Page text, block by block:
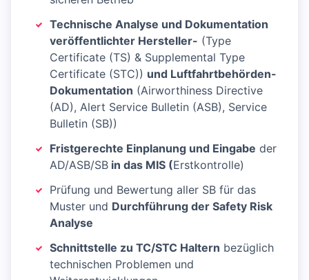
Technische Analyse und Dokumentation
veröffentlichter Hersteller- (Type
Certificate (TS) & Supplemental Type
Certificate (STC)) und Luftfahrtbehörden-
Dokumentation (Airworthiness Directive
(AD), Alert Service Bulletin (ASB), Service
Bulletin (SB))
Fristgerechte Einplanung und Eingabe der
AD/ASB/SB in das MIS (Erstkontrolle)
Prüfung und Bewertung aller SB für das
Muster und Durchführung der Safety Risk
Analyse
Schnittstelle zu TC/STC Haltern bezüglich
technischen Problemen und